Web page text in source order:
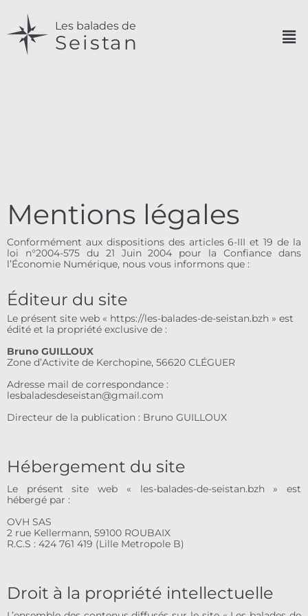
Les balades de
Seistan
Mentions légales
Conformément aux dispositions des articles 6-III et 19 de la
loi n°2004-575 du 21 Juin 2004 pour la Confiance dans
l’Économie Numérique, nous vous informons que :
Éditeur du site
Le présent site web « https://les-balades-de-seistan.bzh » est
édité et la propriété exclusive de :
Bruno GUILLOUX
Zone d’Activite de Kerchopine, 56620 CLÉGUER
Adresse mail de correspondance :
lesbaladesdeseistan@gmail.com
Directeur de la publication : Bruno GUILLOUX
Hébergement du site
Le présent site web « les-balades-de-seistan.bzh » est
hébergé par :
OVH SAS
2 rue Kellermann, 59100 ROUBAIX
R.C.S : 424 761 419 (Lille Metropole B)
Droit à la propriété intellectuelle